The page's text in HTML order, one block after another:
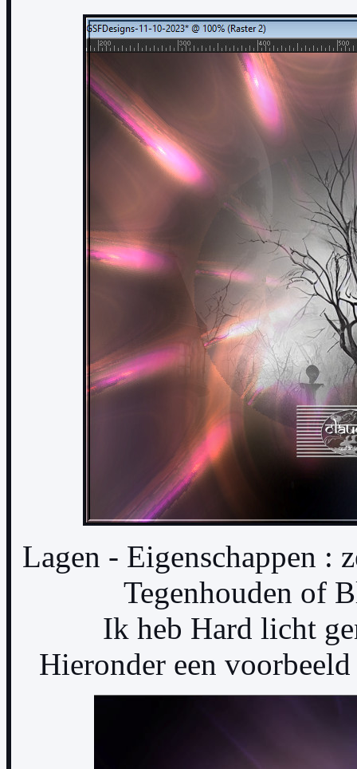
Lagen - Eigenschappen :
Tegenhouden of
Ik heb Hard licht
Hieronder een